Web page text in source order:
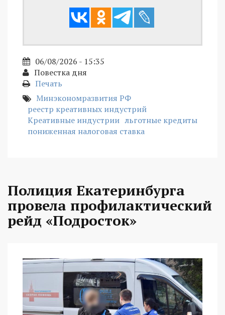
06/08/2026 - 15:35
Повестка дня
Печать
Минэкономразвития РФ
реестр креативных индустрий
Креативные индустрии льготные кредиты
пониженная налоговая ставка
Полиция Екатеринбурга
провела профилактический
рейд «Подросток»